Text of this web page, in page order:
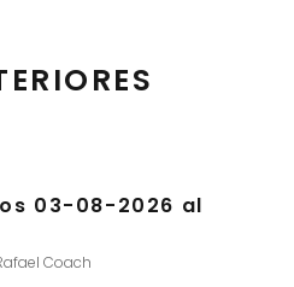
03-08-2026 al
Coach